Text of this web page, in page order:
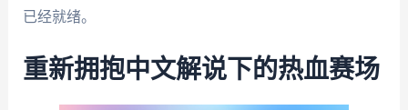
已经就绪。
重新拥抱中文解说下的热血赛场